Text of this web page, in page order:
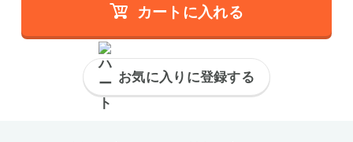
カートに入れる
お気に入りに登録する